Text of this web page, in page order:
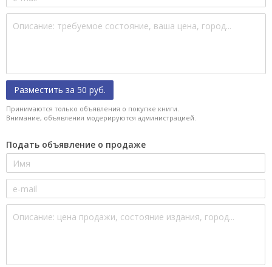
Разместить за 50 руб.
Принимаются только объявления о покупке книги.
Внимание, объявления модерируются администрацией.
Подать объявление о продаже